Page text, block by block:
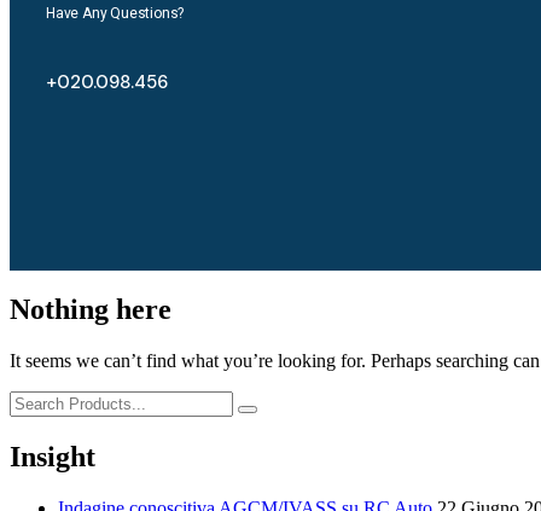
+020.098.456
Have Any Questions?
Nothing here
It seems we can’t find what you’re looking for. Perhaps searching
Insight